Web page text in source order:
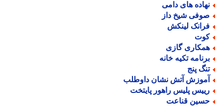
های دامی
شیخ داز
لینکش
گازی
تکیه خانه
پنج
آتش نشان داوطلب
پلیس راهور پایتخت
قناعت